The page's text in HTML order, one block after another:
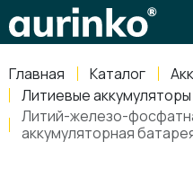
Главная Каталог
Литиевые аккумуляторы
Литий-железо-
аккумуляторная
Россия, Свердловская
8-800-770-79-40